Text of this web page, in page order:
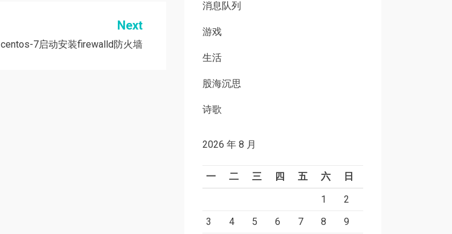
Next
centos-7启动安装firewalld防火墙
消息队列
游戏
生活
股海沉思
诗歌
2026 年 8 月
一 二 三 四 五 六
日
1
2
3
4 5 6 7 8
9